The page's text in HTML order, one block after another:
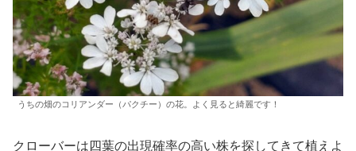
うちの畑のコリアンダー（パクチー）の花。よく見ると綺麗です！
クローバーは四葉の出現確率の高い株を探してきて植えよ